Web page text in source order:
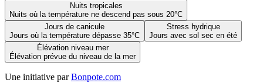
Nuits tropicales
Nuits où la température ne descend pas sous 20°C
Jours de canicule
Jours où la température dépasse 35°C
Stress hydrique
Jours avec sol sec en été
Élévation niveau mer
Élévation prévue du niveau de la mer
Une initiative par Bonpote.com